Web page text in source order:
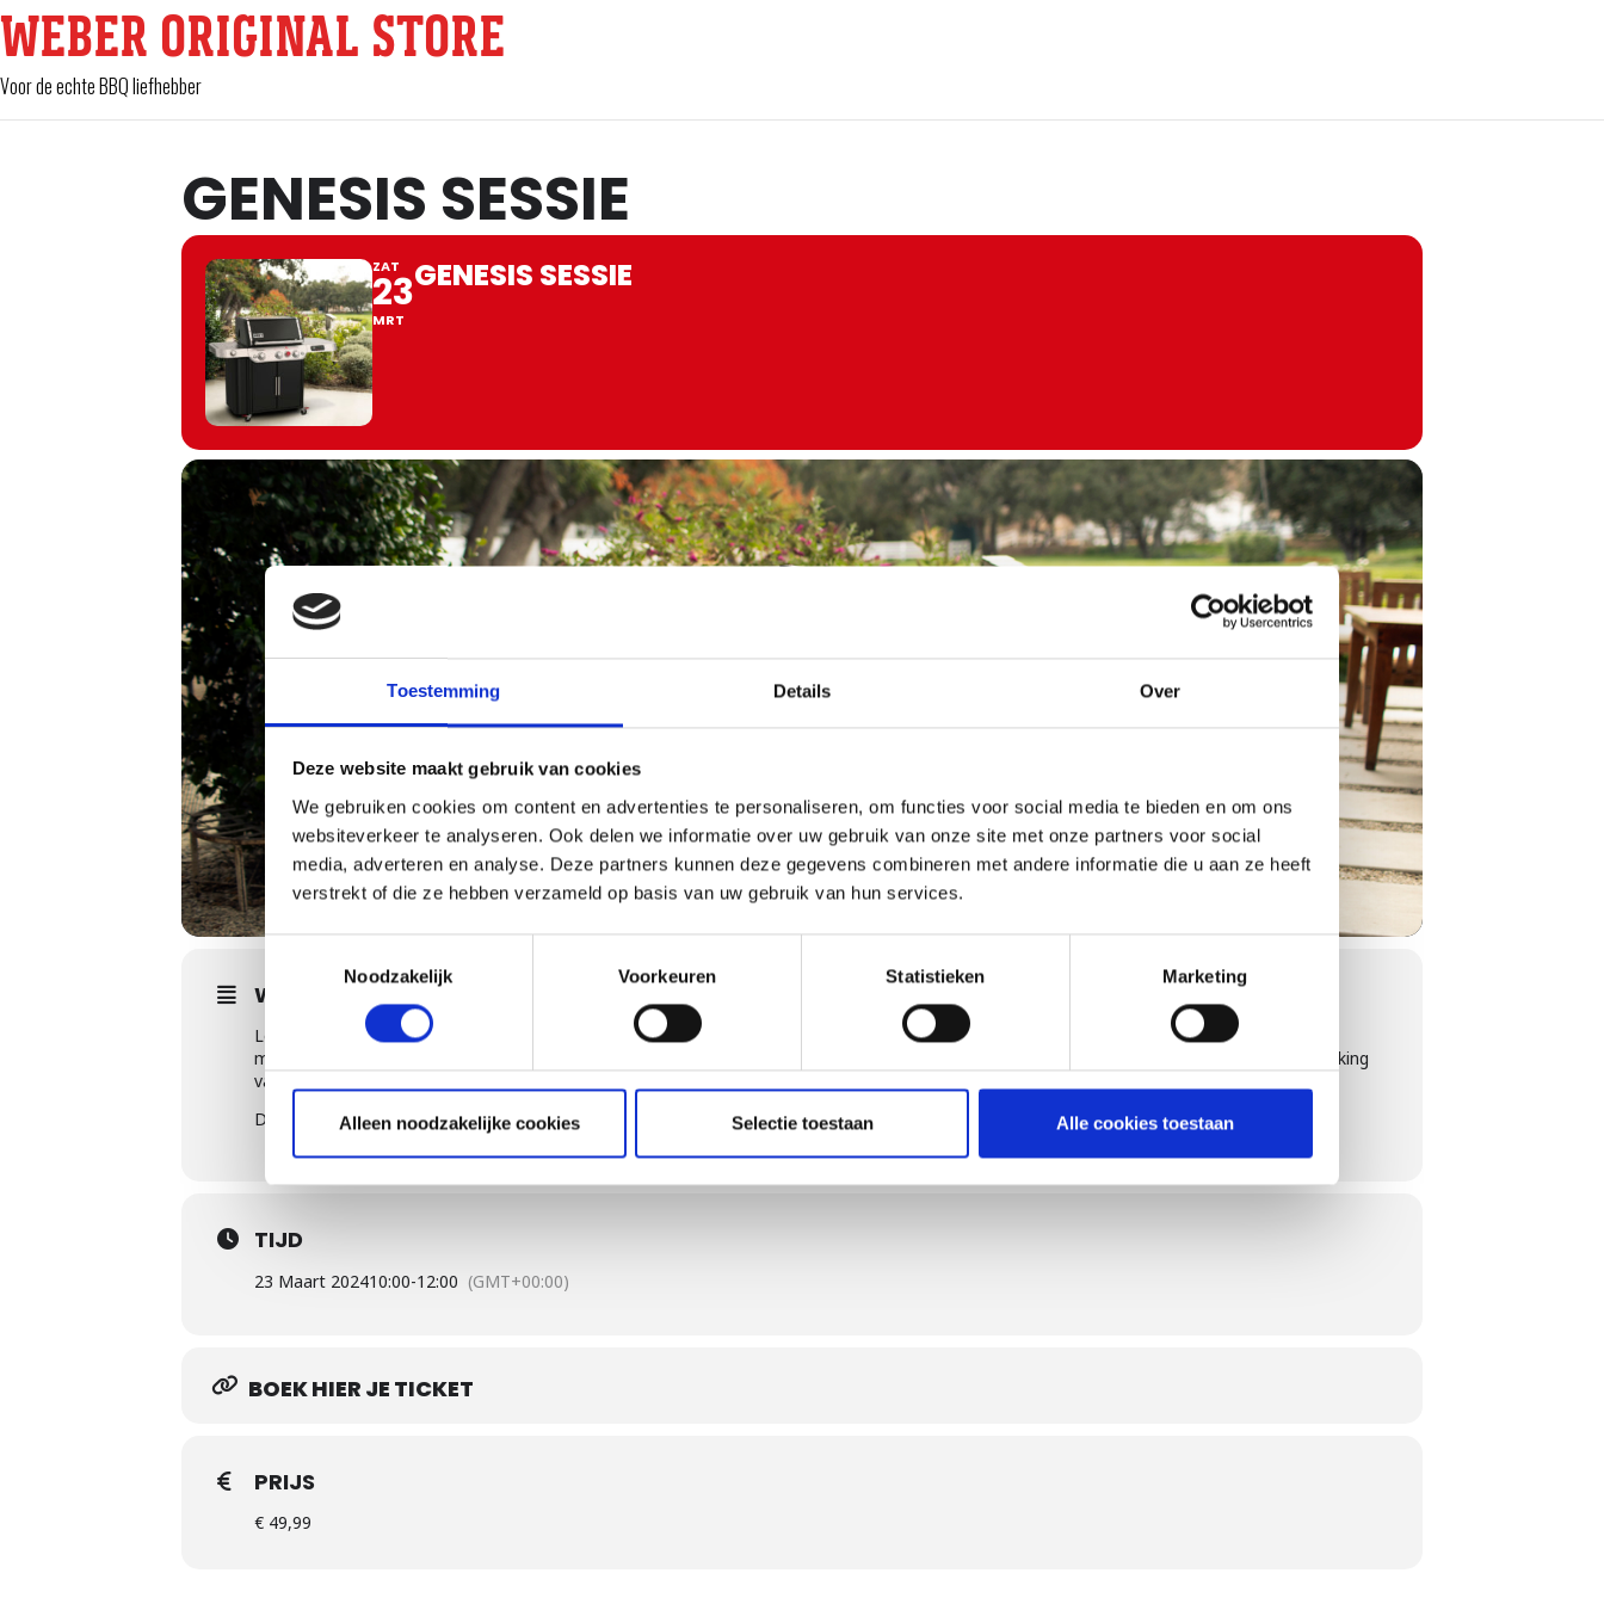
Toestemming Details Over
Deze website maakt gebruik van cookies
We gebruiken cookies om content en advertenties te personaliseren, om functies voor social media te bieden en om ons
websiteverkeer te analyseren. Ook delen we informatie over uw gebruik van onze site met onze partners voor social
media, adverteren en analyse. Deze partners kunnen deze gegevens combineren met andere informatie die u aan ze heeft
verstrekt of die ze hebben verzameld op basis van uw gebruik van hun services.
Noodzakelijk
Voorkeuren Statistieken Marketing
Alleen noodzakelijke cookies Selectie toestaan Alle cookies toestaan
WEBER ORIGINAL STORE
Voor de echte BBQ liefhebber
GENESIS SESSIE
ZAT
23
MRT
GENESIS SESSIE
WORKSHOPS DETAILS
Leer alles over de Weber Genesis modellen. Tijdens de Genesis Sessie gaan we dieper in op de werking, het schoonmaken, de barbecue
methodes en het dagelijks gebruik van de barbecue. Uiteraard grillen we ook een aantal gerechten zodat je hands-on inzicht krijgt in de werking
van de Weber Genesis.
De Weber Genesis Sessie is ideaal als je zeker wil weten of je de juiste barbecue koopt, of om meer uit je Weber Genesis te halen.
TIJD
23 Maart 202410:00-12:00 (GMT+00:00)
BOEK HIER JE TICKET
PRIJS
€ 49,99